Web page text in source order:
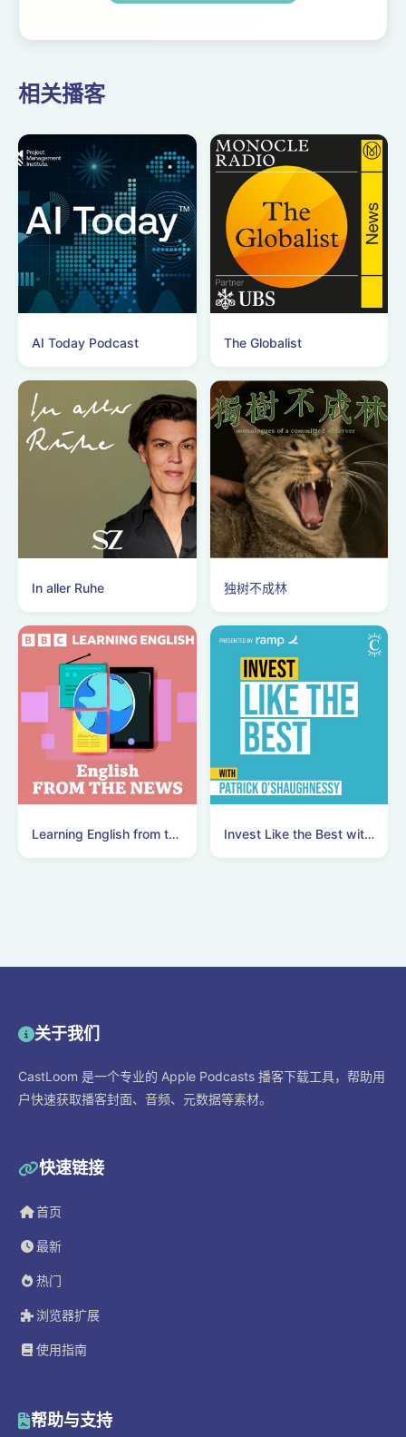
场‌。 【扫码收听下一期】 本期
友请添加微...
相关播客
AI Today Podcast The Globalist
In aller Ruhe 独树不成林
Learning English from the News Invest Like the Best with Patrick O'Shaughnessy
关于我们
CastLoom 是一个专业的 Apple Podcasts 播客下载工具，帮助用
户快速获取播客封面、音频、元数据等素材。
快速链接
首页
最新
热门
浏览器扩展
使用指南
帮助与支持